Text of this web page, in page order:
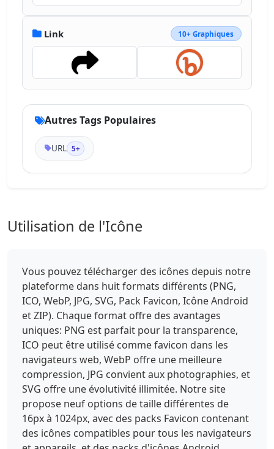
Link 10+ Graphiques
Autres Tags Populaires
URL 5+
Utilisation de l'Icône
Vous pouvez télécharger des icônes depuis notre
plateforme dans huit formats différents (PNG,
ICO, WebP, JPG, SVG, Pack Favicon, Icône Android
et ZIP). Chaque format offre des avantages
uniques: PNG est parfait pour la transparence,
ICO peut être utilisé comme favicon dans les
navigateurs web, WebP offre une meilleure
compression, JPG convient aux photographies, et
SVG offre une évolutivité illimitée. Notre site
propose neuf options de taille différentes de
16px à 1024px, avec des packs Favicon contenant
des icônes compatibles pour tous les navigateurs